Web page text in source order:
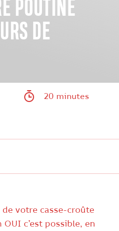
POUTINE
DE
20 minutes
votre casse-croûte
c’est possible, en